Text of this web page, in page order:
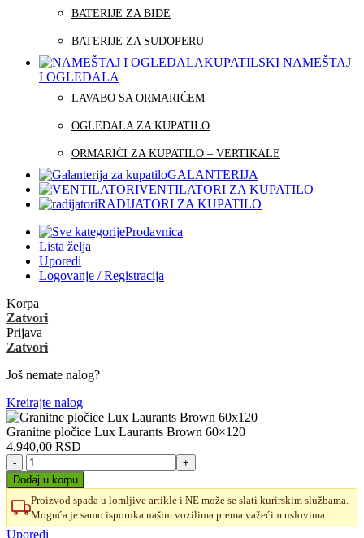
BATERIJE ZA BIDE
BATERIJE ZA SUDOPERU
KUPATILSKI NAMEŠTAJ
I OGLEDALA
LAVABO SA ORMARIĆEM
OGLEDALA ZA KUPATILO
ORMARIĆI ZA KUPATILO – VERTIKALE
GALANTERIJA
VENTILATORI ZA KUPATILO
RADIJATORI ZA KUPATILO
Prodavnica
Lista želja
Uporedi
Logovanje / Registracija
Korpa
Zatvori
Prijava
Zatvori
Još nemate nalog?
Kreirajte nalog
Granitne pločice Lux Laurants Brown 60×120
4.940,00 RSD
Granitne
pločice
Lux
Laurants
Brown
60x120
Dodaj u korpu
Proizvod spada u lomljive artikle i NE može se slati kurirskim službama.
Moguća je samo isporuka našim vozilima prema važećim uslovima.
Uporedi